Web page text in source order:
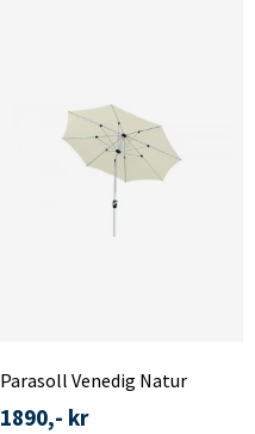
Parasoll Venedig Natur
1890,- kr